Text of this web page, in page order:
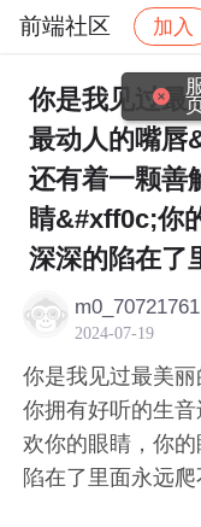
前端社区 加入
社区 前端社区
你是我见过最
最动人的嘴唇
还有着一颗善
睛&#xff0c;你
深深的陷在了
m0_70721761
2024-07-19
你是我见过最美丽
你拥有好听的生
欢你的眼睛，你
陷在了里面永远爬